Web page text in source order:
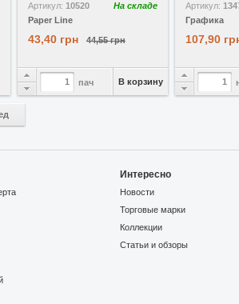
Артикул: 10520
На складе
Paper Line
43,40 грн 44,55 грн
пач В корзину
Артикул:
Графика
107,90
Интересно
Новости
Торговые марки
Коллекции
Статьи и обзоры